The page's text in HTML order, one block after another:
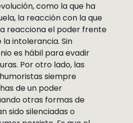
como la que ha
la reacción con la que
reacciona el poder frente
intolerancia. Sin
es hábil para evadir
Por otro lado, las
siempre
de un poder
otras formas de
sido silenciadas o